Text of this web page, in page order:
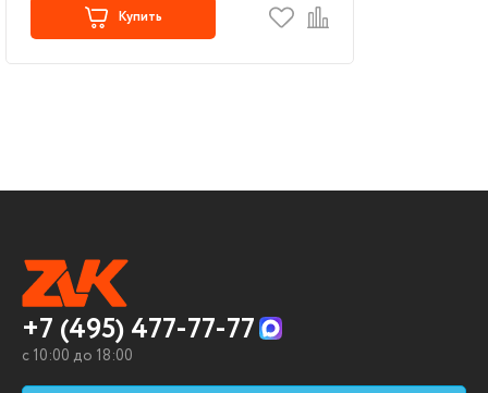
Купить
+7 (495) 477-77-77
c 10:00 до 18:00